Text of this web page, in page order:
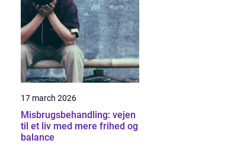
17 march 2026
Misbrugsbehandling: vejen
til et liv med mere frihed og
balance